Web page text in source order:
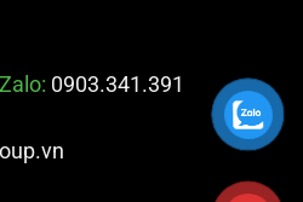
Zalo: 0903.341.391